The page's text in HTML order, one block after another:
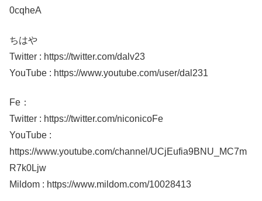
0cqheA
ちはや
Twitter : https://twitter.com/dalv23
YouTube : https://www.youtube.com/user/dal231
Fe：
Twitter : https://twitter.com/niconicoFe
YouTube :
https://www.youtube.com/channel/UCjEufia9BNU_MC7m
R7k0Ljw
Mildom : https://www.mildom.com/10028413